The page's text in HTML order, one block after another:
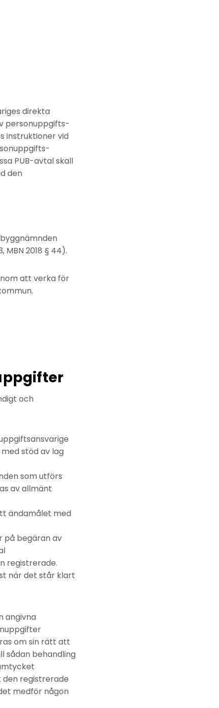
direkta
personuppgifts­­­
instruktioner vid
PUB-avtal skall
den
2018 § 44).
att verka för
och
stöd av lag
som utförs
av allmänt
ändamålet med
på begäran av
registrerade.
när det står klart
angivna
om sin rätt att
sådan behandling
registrerade
medför någon